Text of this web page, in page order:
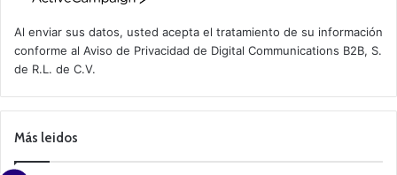
v
e
a
m
a
Al enviar sus datos, usted acepta el tratamiento de su información
conforme al Aviso de Privacidad de Digital Communications B2B, S.
de R.L. de C.V.
Más leidos